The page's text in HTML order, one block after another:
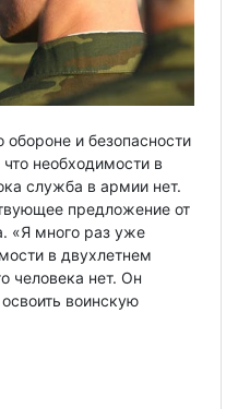
и безопасности
необходимости в
служба в армии нет.
предложение от
«Я много раз уже
в двухлетнем
человека нет. Он
воинскую